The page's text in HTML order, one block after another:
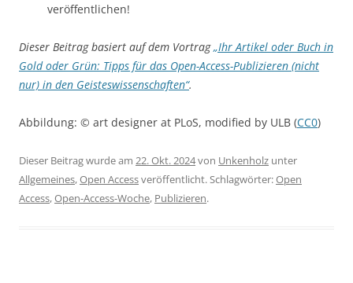
veröffentlichen!
Dieser Beitrag basiert auf dem Vortrag„Ihr Artikel oder Buch in
Gold oder Grün: Tipps für das Open-Access-Publizieren (nicht
nur) in den Geisteswissenschaften“.
Abbildung: © art designer at PLoS, modified by ULB (CC0)
Dieser Beitrag wurde am 22. Okt. 2024von Unkenholz unter
Allgemeines,Open Accessveröffentlicht. Schlagwörter:Open
Access,Open-Access-Woche, Publizieren.